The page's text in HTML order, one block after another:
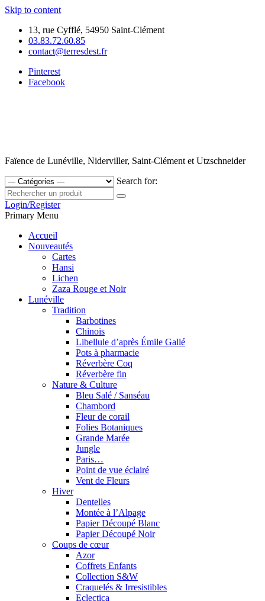
Skip to content
13, rue Cyfflé, 54950 Saint-Clément
03.83.72.60.85
contact@terresdest.fr
Pinterest
Facebook
Faïence de Lunéville, Niderviller, Saint-Clément et Utzschneider
Search for:
Login/Register
Primary Menu
Accueil
Nouveautés
Cartes
Hansi
Lichen
Zaza Rouge et Noir
Lunéville
Tradition
Barbotines
Chinois
Libellule d’après Émile Gallé
Pots à pharmacie
Réverbère Coq
Réverbère fin
Nature & Culture
Bleu Salé / Sanséau
Chambord
Fleur de corail
Folies Botaniques
Grande Marée
Jungle
Paris…
Point de vue éclairé
Vent de Fleurs
Hiver
Dentelles
Montée à l’Alpage
Papier Découpé Blanc
Papier Découpé Noir
Coups de cœur
Azor
Coffrets Enfants
Collection S&W
Craquelés & Irresistibles
Eclectica